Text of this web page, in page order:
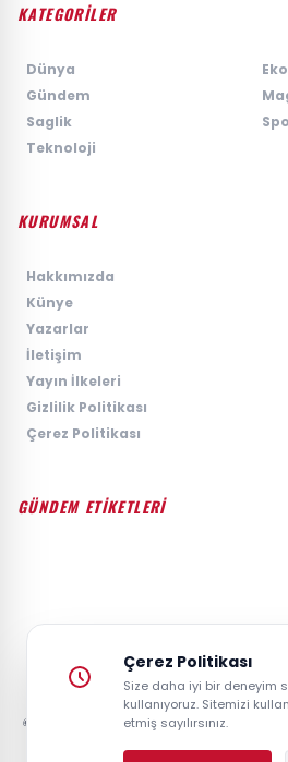
KATEGORİLER
Dünya
Gündem
Saglik
Teknoloji
KURUMSAL
Hakkımızda
Künye
Yazarlar
İletişim
Yayın İlkeleri
Gizlilik Politikası
Çerez Politikası
GÜNDEM ETİKETLERİ
© 2026 GAZETESAYFA | TÜRKIYE VE
Çerez Politikası
Size daha iyi bir deneyim
kullanıyoruz. Sitemizi
etmiş sayılırsınız.